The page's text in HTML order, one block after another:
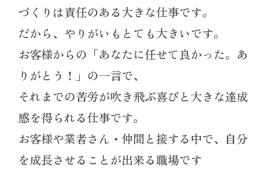
づくりは責任のある大きな仕事です。
だから、やりがいもとても大きいです。
お客様からの「あなたに任せて良かった。あ
りがとう！」の一言で、
それまでの苦労が吹き飛ぶ喜びと大きな達成
感を得られる仕事です。
お客様や業者さん・仲間と接する中で、自分
を成長させることが出来る職場です